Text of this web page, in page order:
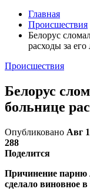
Главная
Происшествия
Белорус
расходы за его
Происшествия
Белорус
больнице
Опубликовано Авг
288
Поделится
Причинение парню
сделало виновное